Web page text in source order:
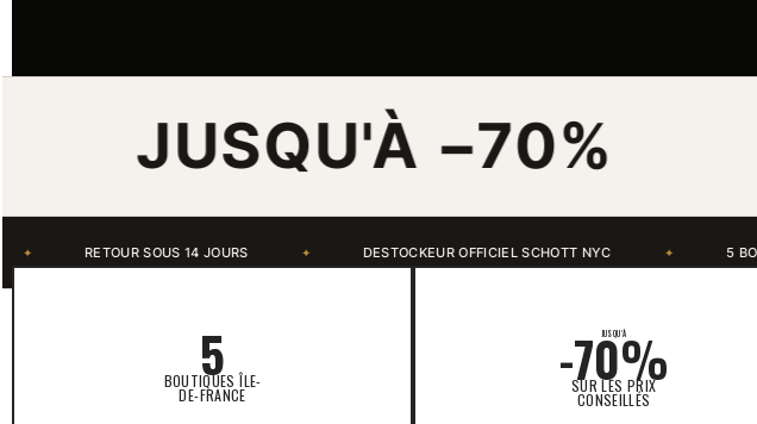
−70% DNY
DESTOCKEUR OFFICIEL SCHOTT NYC ✦ 5 BOUTIQUES EN ÎLE-DE-FRANCE ✦
5
BOUTIQUES ÎLE-
DE-FRANCE
JUSQU'À
-70%
SUR LES PRIX
CONSEILLÉS